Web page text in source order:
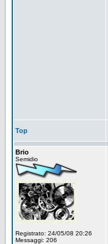
Top
Brio
Semidio
Registrato: 24/05/08 20:26
Messaggi: 206